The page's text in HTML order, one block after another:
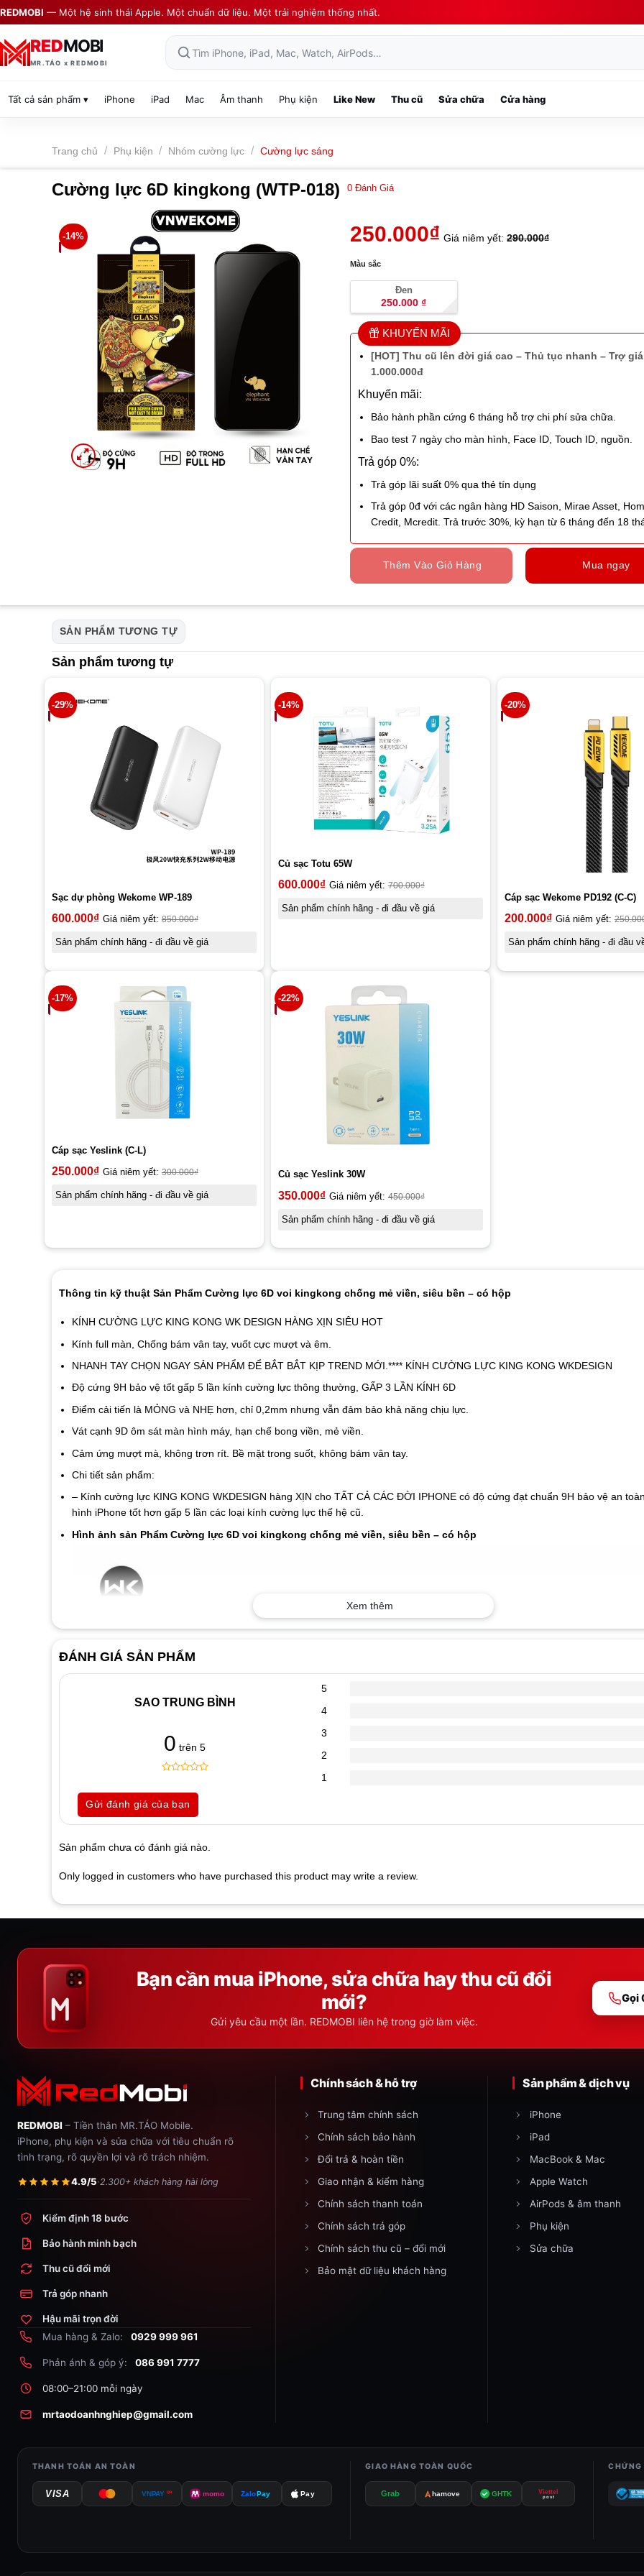
Skip
to
content
REDMOBI — Một hệ sinh thái Apple. Một chuẩn dữ liệu. Một trải nghiệm thống nhất.
REDMOBI
MR.TÁO x REDMOBI
Tìm iPhone, iPad, Mac, Watch, AirPods…
Tất cả sản phẩm ▾ iPhone iPad Mac Âm thanh Phụ kiện Like New Thu cũ Sửa chữa Cửa hàng
Trang chủ / Phụ kiện / Nhóm cường lực / Cường lực sáng
Cường lực 6D kingkong (WTP-018) 0 Đánh Giá
-14% 250.000₫ Giá niêm yết: 290.000₫
Màu sắc
Đen
250.000₫
KHUYẾN MÃI
[HOT] Thu cũ lên đời giá cao – Thủ tục nhanh – Trợ
1.000.000đ
Khuyến mãi:
Bảo hành phần cứng 6 tháng hỗ trợ chi phí sửa chữa.
Bao test 7 ngày cho màn hình, Face ID, Touch ID, nguồn.
Trả góp 0%:
Trả góp lãi suất 0% qua thẻ tín dụng
Trả góp 0đ với các ngân hàng HD Saison, Mirae Asset,
Credit, Mcredit. Trả trước 30%, kỳ hạn từ 6 tháng đến 18
Thêm Vào Giỏ Hàng Mua ngay
SẢN PHẨM TƯƠNG TỰ
Sản phẩm tương tự
-29%
Sạc dự phòng Wekome WP-189
600.000₫ Giá niêm yết:850.000₫
Sản phẩm chính hãng - đi đầu về giá
-14%
Củ sạc Totu 65W
600.000₫ Giá niêm yết:700.000₫
Sản phẩm chính hãng - đi đầu về giá
-20%
Cáp sạc Wekome PD192 (C-C)
200.000₫ Giá niêm yết:
Sản phẩm chính hãng - đi đầu
-17%
Cáp sạc Yeslink (C-L)
250.000₫ Giá niêm yết:300.000₫
Sản phẩm chính hãng - đi đầu về giá
-22%
Củ sạc Yeslink 30W
350.000₫ Giá niêm yết:450.000₫
Sản phẩm chính hãng - đi đầu về giá
Thông tin kỹ thuật Sản Phẩm Cường lực 6D voi kingkong chống mẻ viền, siêu bền – có hộp
KÍNH CƯỜNG LỰC KING KONG WK DESIGN HÀNG XỊN SIÊU HOT
Kính full màn, Chống bám vân tay, vuốt cực mượt và êm.
NHANH TAY CHỌN NGAY SẢN PHẨM ĐỂ BẮT BẮT KỊP TREND MỚI.**** KÍNH CƯỜNG LỰC KING KONG WKDESIGN
Độ cứng 9H bảo vệ tốt gấp 5 lần kính cường lực thông thường, GẤP 3 LẦN KÍNH 6D
Điểm cải tiến là MỎNG và NHẸ hơn, chỉ 0,2mm nhưng vẫn đảm bảo khả năng chịu lực.
Vát cạnh 9D ôm sát màn hình máy, hạn chế bong viền, mẻ viền.
Cảm ứng mượt mà, không trơn rít. Bề mặt trong suốt, không bám vân tay.
Chi tiết sản phẩm:
– Kính cường lực KING KONG WKDESIGN hàng XỊN cho TẤT CẢ CÁC ĐỜI IPHONE có độ cứng đạt chuẩn 9H bảo vệ an
hình iPhone tốt hơn gấp 5 lần các loại kính cường lực thế hệ cũ.
Hình ảnh sản Phẩm Cường lực 6D voi kingkong chống mẻ viền, siêu bền – có hộp
Xem thêm
ĐÁNH GIÁ SẢN PHẨM
SAO TRUNG BÌNH
0 trên 5
out
of
based
customer
ratings
5
4
3
2
1
Gửi đánh giá của bạn
Sản phẩm chưa có đánh giá nào.
Only logged in customers who have purchased this product may write a review.
Bạn cần mua iPhone, sửa chữa hay thu cũ đổi
mới?
Gửi yêu cầu một lần. REDMOBI liên hệ trong giờ làm việc.
Gọi
REDMOBI – Tiền thân MR.TÁO Mobile.
iPhone, phụ kiện và sửa chữa với tiêu chuẩn rõ
tình trạng, rõ quyền lợi và rõ trách nhiệm.
4.9/5·2.300+ khách hàng hài lòng
Kiểm định 18 bước
Bảo hành minh bạch
Thu cũ đổi mới
Trả góp nhanh
Hậu mãi trọn đời
Mua hàng & Zalo:
0929 999 961
Phản ánh & góp ý: 086 991 7777
08:00–21:00 mỗi ngày
mrtaodoanhnghiep@gmail.com
Chính sách & hỗ trợ
Trung tâm chính sách
Chính sách bảo hành
Đổi trả & hoàn tiền
Giao nhận & kiểm hàng
Chính sách thanh toán
Chính sách trả góp
Chính sách thu cũ – đổi mới
Bảo mật dữ liệu khách hàng
Sản phẩm & dịch vụ
iPhone
iPad
MacBook & Mac
Apple Watch
AirPods & âm thanh
Phụ kiện
Sửa chữa
THANH TOÁN AN TOÀN
VISA VNPAY QR momo Zalo Pay Pay
GIAO HÀNG TOÀN QUỐC
Grab hamove GHTK Viettel
post
CHỨNG